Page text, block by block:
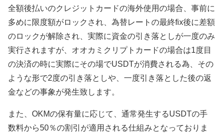
全額後払いのクレジットカードの海外使用の場合、事前に
多めに限度額がロックされ、為替レートの最終fix後に差額
のロックが解除され、実際に資金の引き落としが一度のみ
実行されますが、オオカミクリプトカードの場合は1度目
の決済の時に実際にその場でUSDTが消費される為、その
ような形で2度の引き落としや、一度引き落とした後の返
金などの事象が発生致します。
また、OKMの保有量に応じて、通常発生するUSDTの手
数料から50％の割引が適用される仕組みとなっておりま